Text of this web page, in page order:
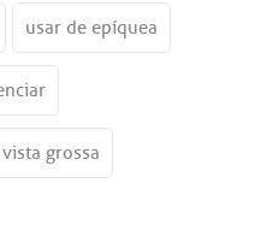
usar de epíquea
grossa